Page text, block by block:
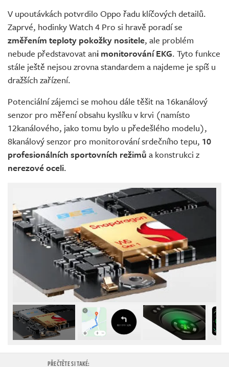
V upoutávkách potvrdilo Oppo řadu klíčových detailů.
Zaprvé, hodinky Watch 4 Pro si hravě poradí se
změřením teploty pokožky nositele, ale problém
nebude představovat ani monitorování EKG. Tyto funkce
stále ještě nejsou zrovna standardem a najdeme je spíš u
dražších zařízení.
Potenciální zájemci se mohou dále těšit na 16kanálový
senzor pro měření obsahu kyslíku v krvi (namísto
12kanálového, jako tomu bylo u předešlého modelu),
8kanálový senzor pro monitorování srdečního tepu, 10
profesionálních sportovních režimů a konstrukci z
nerezové oceli.